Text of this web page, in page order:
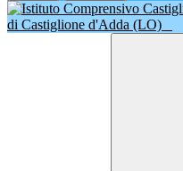
di Castiglione d'Adda (LO)